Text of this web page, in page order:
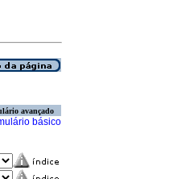
avançado
básico